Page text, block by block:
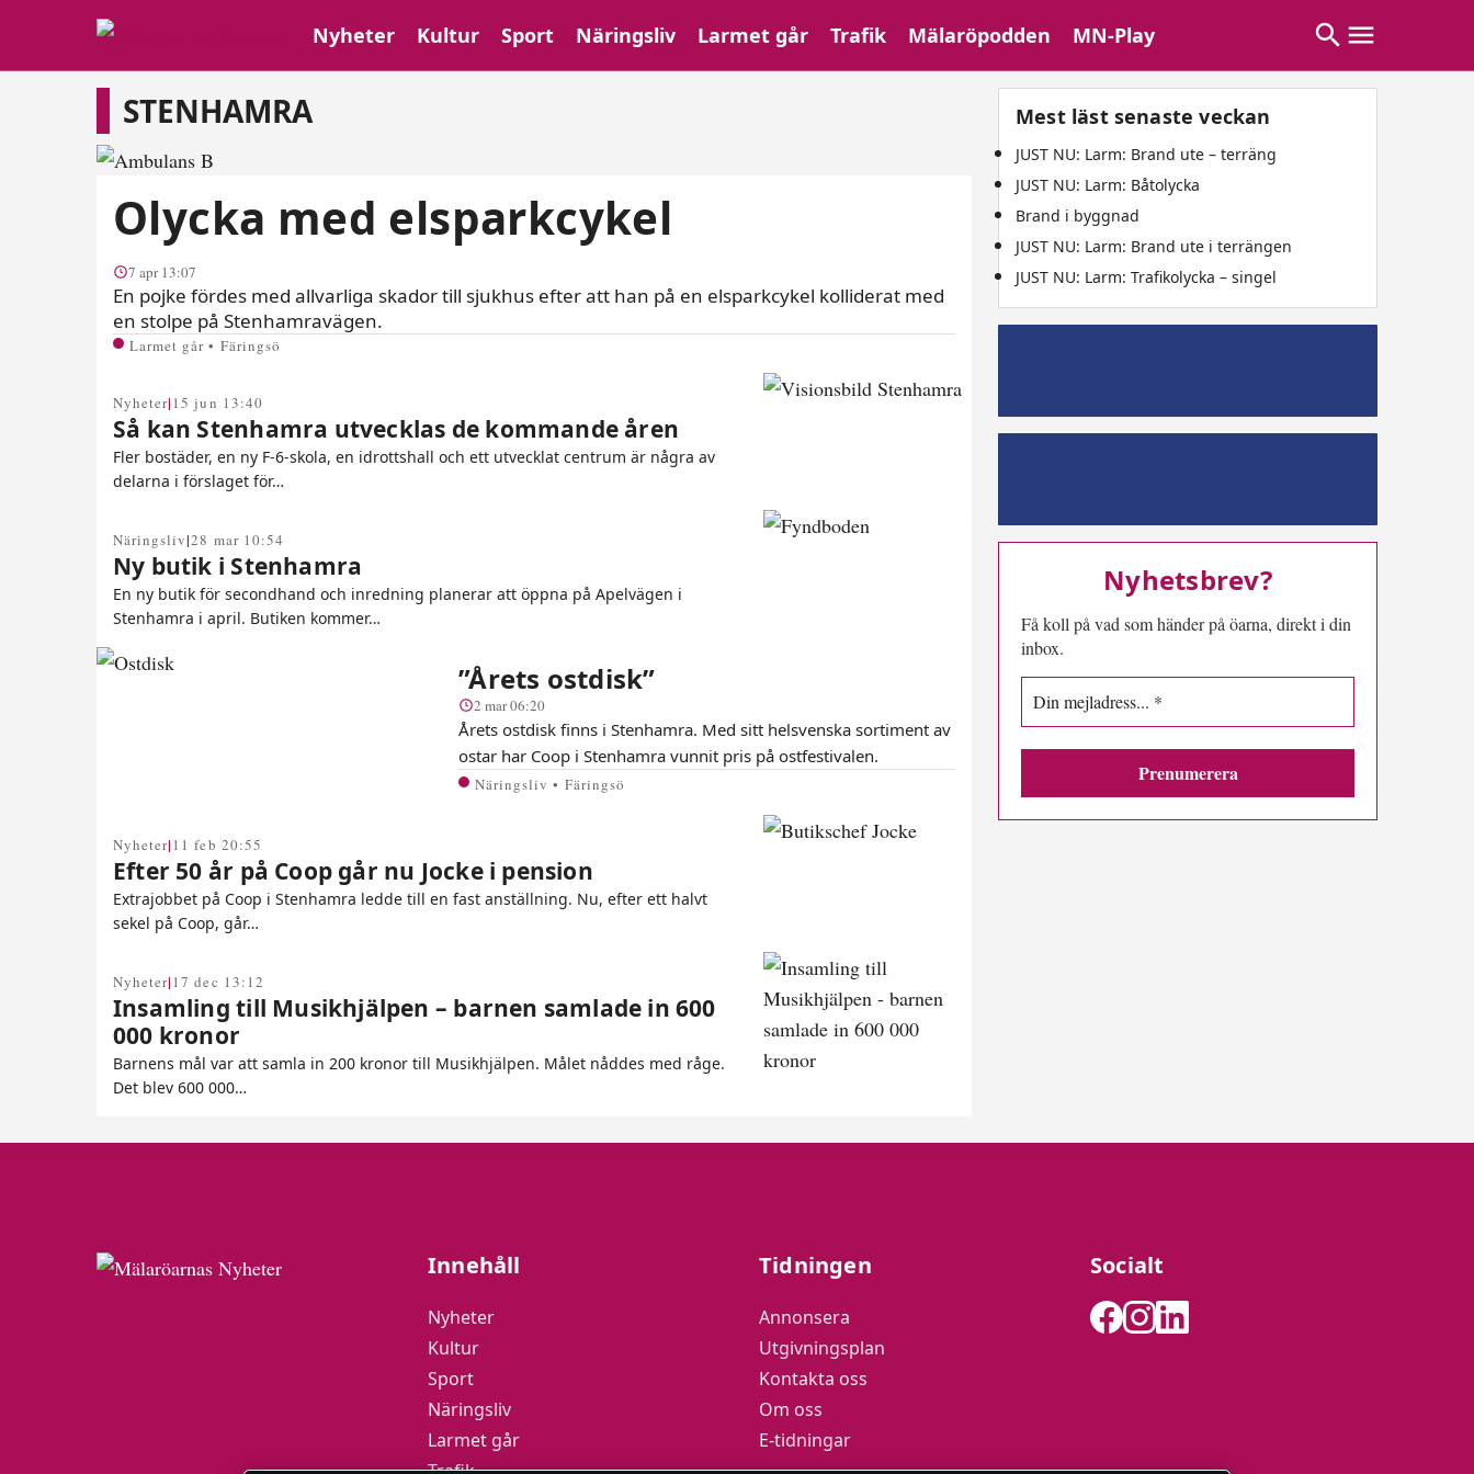
Nyheter Kultur Sport Näringsliv Larmet går Trafik Mälaröpodden MN-Play
Stenhamra
STENHAMRA
Olycka med elsparkcykel
7 apr 13:07
En pojke fördes med allvarliga skador till sjukhus efter att han på en elsparkcykel kolliderat med
en stolpe på Stenhamravägen.
Larmet går • Färingsö
Nyheter| 15 jun 13:40
Så kan Stenhamra utvecklas de kommande åren
Fler bostäder, en ny F-6-skola, en idrottshall och ett utvecklat centrum är några av
delarna i förslaget för…
Näringsliv|28 mar 10:54
Ny butik i Stenhamra
En ny butik för secondhand och inredning planerar att öppna på Apelvägen i
Stenhamra i april. Butiken kommer…
”Årets ostdisk”
2 mar 06:20
Årets ostdisk finns i Stenhamra. Med sitt helsvenska sortiment av
ostar har Coop i Stenhamra vunnit pris på ostfestivalen.
Näringsliv • Färingsö
Nyheter| 11 feb 20:55
Efter 50 år på Coop går nu Jocke i pension
Extrajobbet på Coop i Stenhamra ledde till en fast anställning. Nu, efter ett halvt
sekel på Coop, går…
Nyheter| 17 dec 13:12
Insamling till Musikhjälpen – barnen samlade in 600
000 kronor
Barnens mål var att samla in 200 kronor till Musikhjälpen. Målet nåddes med råge.
Det blev 600 000…
Mest läst senaste veckan
JUST NU: Larm: Brand ute – terräng
JUST NU: Larm: Båtolycka
Brand i byggnad
JUST NU: Larm: Brand ute i terrängen
JUST NU: Larm: Trafikolycka – singel
Nyhetsbrev?
Få koll på vad som händer på öarna, direkt i din
inbox.
Innehåll
Nyheter
Kultur
Sport
Näringsliv
Larmet går
Tidningen
Annonsera
Utgivningsplan
Kontakta oss
Om oss
E-tidningar
Socialt